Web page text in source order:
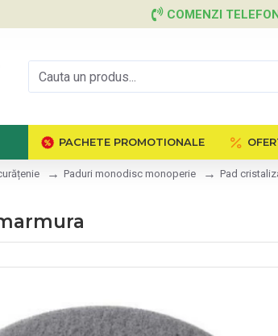
COMENZI
PACHETE PROMOTIONALE
Paduri monodisc monoperie Pad